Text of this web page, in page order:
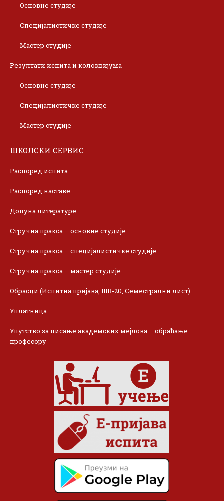
Основне студије
Специјалистичке студије
Мастер студије
Резултати испита и колоквијума
Основне студије
Специјалистичке студије
Мастер студије
ШКОЛСКИ СЕРВИС
Распоред испита
Распоред наставе
Допуна литературе
Стручна пракса – основне студије
Стручна пракса – специјалистичке студије
Стручна пракса – мастер студије
Обрасци (Испитна пријава, ШВ-20, Семестрални лист)
Уплатница
Упутство за писање академских мејлова – обраћање
професору